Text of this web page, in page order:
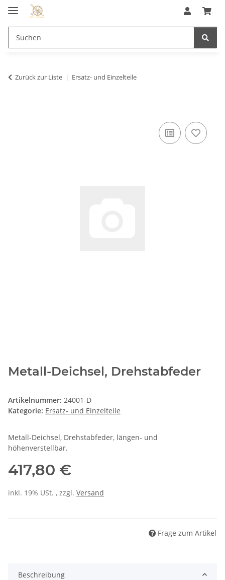
Zurück zur Liste Ersatz- und Einzelteile
Metall-Deichsel, Drehstabfeder
Artikelnummer: 24001-D
Kategorie: Ersatz- und Einzelteile
Metall-Deichsel, Drehstabfeder, längen- und
höhenverstellbar.
417,80 €
inkl. 19% USt. , zzgl. Versand
Frage zum Artikel
Beschreibung